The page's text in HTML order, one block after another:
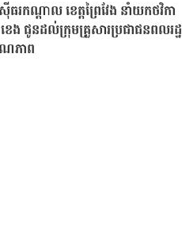
កណ្តាល ខេត្តព្រៃវែង នាំយកថវិកា
ង ជូនដល់ក្រុមគ្រួសារប្រជាជនពលរដ្ឋ
ភាព